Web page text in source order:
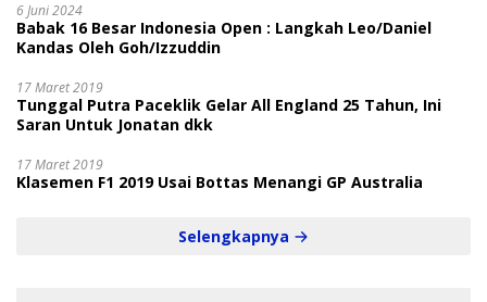
6 Juni 2024
Babak 16 Besar Indonesia Open : Langkah Leo/Daniel
Kandas Oleh Goh/Izzuddin
17 Maret 2019
Tunggal Putra Paceklik Gelar All England 25 Tahun, Ini
Saran Untuk Jonatan dkk
17 Maret 2019
Klasemen F1 2019 Usai Bottas Menangi GP Australia
Selengkapnya